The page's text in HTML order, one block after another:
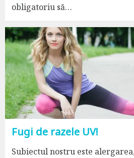
obligatoriu să…
Fugi de razele UV!
Subiectul nostru este